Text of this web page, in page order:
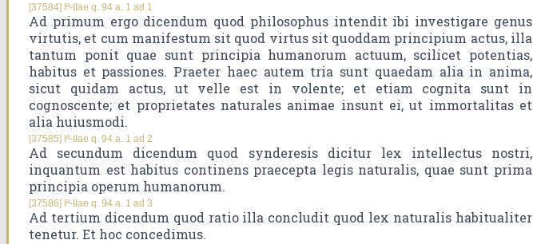
[37584] Iª-IIae q. 94 a. 1 ad 1
Ad primum ergo dicendum quod philosophus intendit ibi investigare genus
virtutis, et cum manifestum sit quod virtus sit quoddam principium actus, illa
tantum ponit quae sunt principia humanorum actuum, scilicet potentias,
habitus et passiones. Praeter haec autem tria sunt quaedam alia in anima,
sicut quidam actus, ut velle est in volente; et etiam cognita sunt in
cognoscente; et proprietates naturales animae insunt ei, ut immortalitas et
alia huiusmodi.
[37585] Iª-IIae q. 94 a. 1 ad 2
Ad secundum dicendum quod synderesis dicitur lex intellectus nostri,
inquantum est habitus continens praecepta legis naturalis, quae sunt prima
principia operum humanorum.
[37586] Iª-IIae q. 94 a. 1 ad 3
Ad tertium dicendum quod ratio illa concludit quod lex naturalis habitualiter
tenetur. Et hoc concedimus.